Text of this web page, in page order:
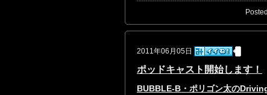
2011年06月05日
ポッドキャスト開始します！
BUBBLE-B・ポリゴン太の